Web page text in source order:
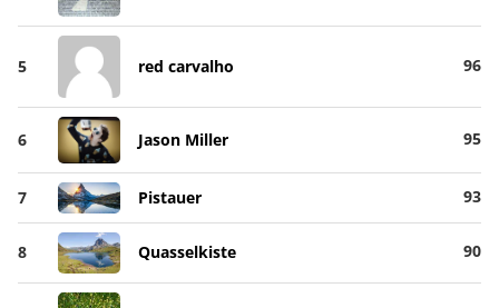
5 red carvalho 96
6 Jason Miller 95
7 Pistauer 93
8 Quasselkiste 90